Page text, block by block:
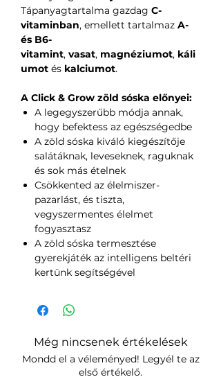
Tápanyagtartalma gazdag C-
vitaminban, emellett tartalmaz A-
és B6-
vitamint, vasat, magnéziumot, káli
umot és kalciumot.
A Click & Grow zöld sóska előnyei:
A legegyszerűbb módja annak,
hogy befektess az egészségedbe
A zöld sóska kiváló kiegészítője
salátáknak, leveseknek, raguknak
és sok más ételnek
Csökkented az élelmiszer-
pazarlást, és tiszta,
vegyszermentes élelmet
fogyasztasz
A zöld sóska termesztése
gyerekjáték az intelligens beltéri
kertünk segítségével
Még nincsenek értékelések
Mondd el a véleményed! Legyél te az
első értékelő.